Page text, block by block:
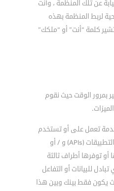
عن تلك المنظمة ، وأنت
لربط المنظمة بهذه
كلمة “أنت” أو “ملكك”
بمرور الوقت حيث نقوم
تعمل على أو تستخدم
أو تستخدم واجهات برمجة التطبيقات (APIs) و / أو
أو توفرها أطراف ثالثة
للبيانات أو التفاعل
يكون فقط بينك وبين هذا